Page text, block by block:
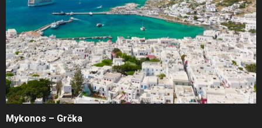
Mykonos – Grčka